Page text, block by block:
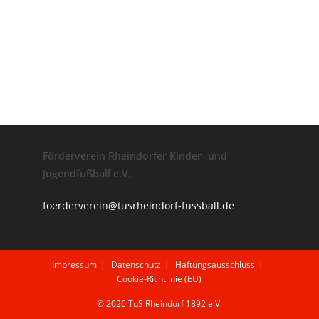
Förderverein Rheindorfer Kinder- und
Jugendfußball e.V.
foerderverein@tusrheindorf-fussball.de
Impressum Datenschutz
Haftungsausschluss
Cookie-Richtlinie (EU)
© 2026 TuS Rheindorf 1892 e.V.